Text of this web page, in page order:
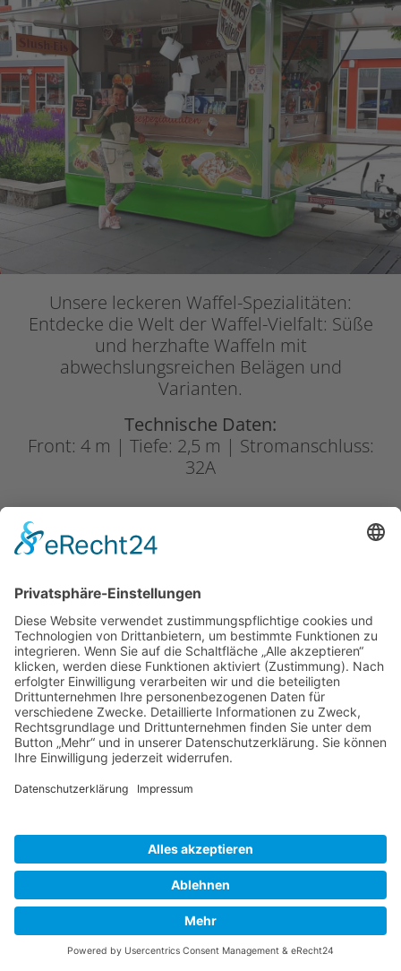
Unsere leckeren Waffel-Spezialitäten:
Entdecke die Welt der Waffel-Vielfalt: Süße
und herzhafte Waffeln mit
abwechslungsreichen Belägen und
Varianten.
Technische Daten:
Front: 4 m | Tiefe: 2,5 m | Stromanschluss:
32A
Was wäre ein Fest ohne frisch gebackene
Crepes? Der Klassiker mit süßem, herzhaften
oder beschwippsten Belag.